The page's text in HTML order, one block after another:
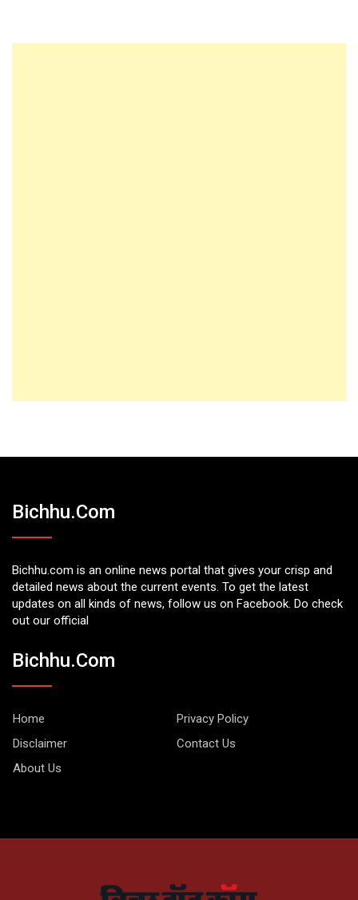
Bichhu.com
Bichhu.com is an online news portal that gives your crisp and
detailed news about the current events. To get the latest
updates on all kinds of news, follow us on Facebook. Do check
out our official
Bichhu.com
Home
Privacy Policy
Disclaimer
Contact Us
About Us